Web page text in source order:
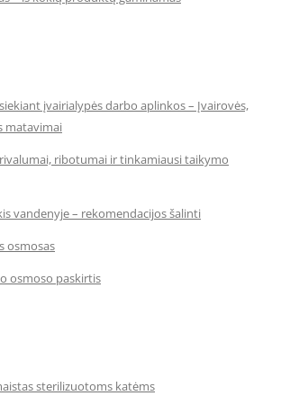
įvairialypės darbo aplinkos – Įvairovės,
matavimai
ribotumai ir tinkamiausi taikymo
vandenyje – rekomendacijos šalinti
osmosas
osmoso paskirtis
sterilizuotoms katėms